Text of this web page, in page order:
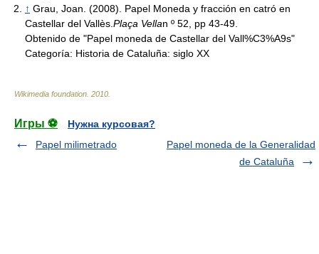
↑ Grau, Joan. (2008). Papel Moneda y fracción en catró en
Castellar del Vallès. Plaça Vellan º 52, pp 43-49.
Obtenido de "Papel moneda de Castellar del Vall%C3%A9s"
Categoría: Historia de Cataluña: siglo XX
Wikimedia foundation 2010
Игры ⚽
Нужна курсовая?
Papel milimetrado
Papel moneda de la Generalidad
de Cataluña